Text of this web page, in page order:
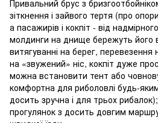
Привальний брус з
зіткнення і зайвого тертя (про
а пасажирів і кокпіт - від
молдинги на днище бережуть його
витягуванні на берег,
на «звужений» ніс, кокпіт дуже
можна встановити тент або
комфортна для риболовлі будь-
досить зручна і для трьох
прогулянок з досить довгим